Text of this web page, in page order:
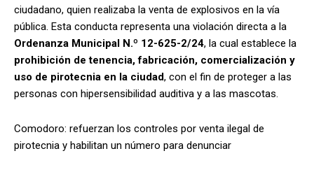
ciudadano, quien realizaba la venta de explosivos en la vía
pública. Esta conducta representa una violación directa a la
Ordenanza Municipal N.º 12-625-2/24, la cual establece la
prohibición de tenencia, fabricación, comercialización y
uso de pirotecnia en la ciudad, con el fin de proteger a las
personas con hipersensibilidad auditiva y a las mascotas.
Comodoro: refuerzan los controles por venta ilegal de
pirotecnia y habilitan un número para denunciar